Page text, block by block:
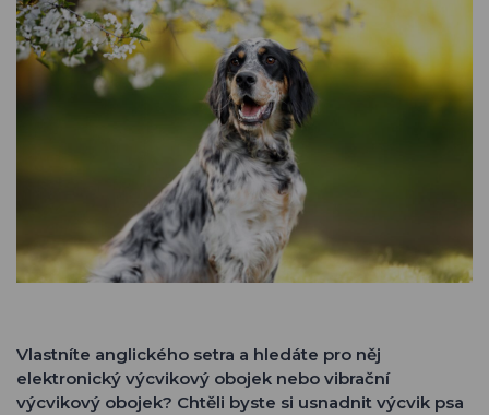
Vlastníte anglického setra a hledáte pro něj
elektronický výcvikový obojek nebo vibrační
výcvikový obojek? Chtěli byste si usnadnit výcvik psa